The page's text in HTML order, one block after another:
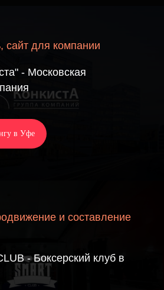
сайт для компании
- Московская
в Уфе
и составление
- Боксерский клуб в